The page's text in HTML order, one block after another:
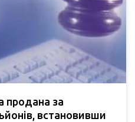
продана за
встановивши